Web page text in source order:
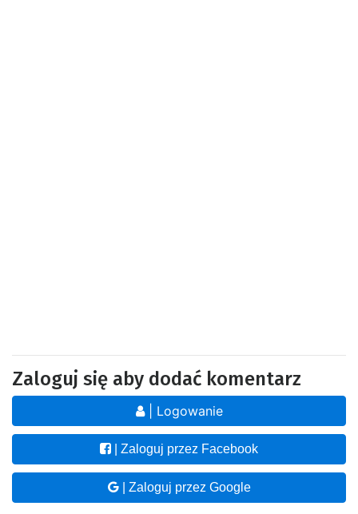
Zaloguj się aby dodać komentarz
| Logowanie
| Zaloguj przez Facebook
| Zaloguj przez Google